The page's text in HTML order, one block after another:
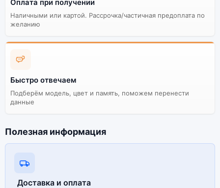
Оплата при получении
Наличными или картой. Рассрочка/частичная предоплата по
желанию
Быстро отвечаем
Подберём модель, цвет и память, поможем перенести
данные
Полезная информация
Доставка и оплата